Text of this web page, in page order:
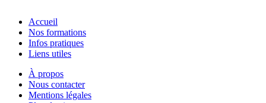
Accueil
Nos formations
Infos pratiques
Liens utiles
À propos
Nous contacter
Mentions légales